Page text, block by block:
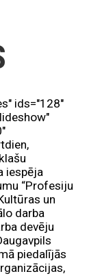
ids="128"
iespēja
“Profesiju
un
darba
devēju
piedalījās